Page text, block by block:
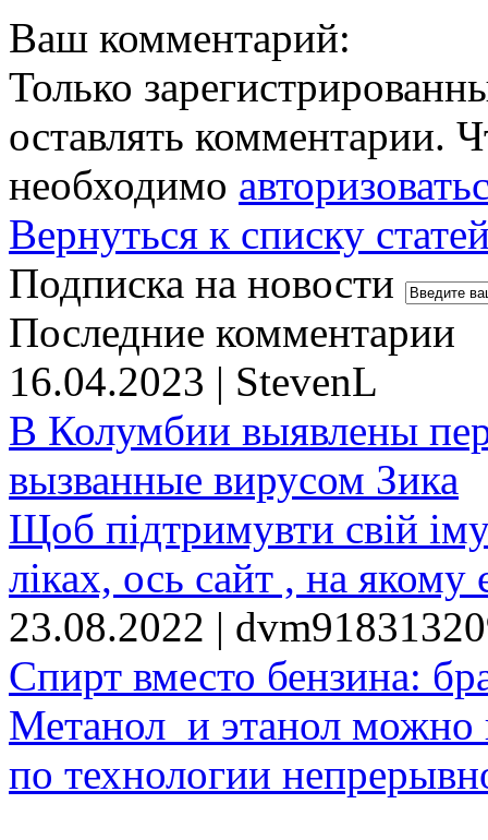
Ваш комментарий:
Только
оставлять комментарии.
необходимо
Вернуться к списку
Подписка на новости
Последние комментарии
16.04.2023 | StevenL
В Колумбии выявлены
вызванные вирусом Зика
Щоб підтримувти свій
ліках, ось сайт , на якому
23.08.2022 |
Спирт вместо бензина:
Метанол и этанол можно
по технологии